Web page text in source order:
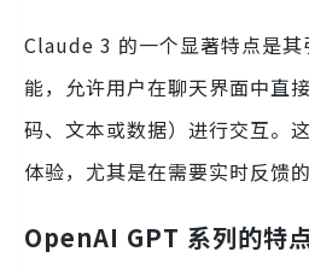
Claude 3 的一个显著特点是
能，允许用户在聊天界面中直
码、文本或数据）进行交互。
体验，尤其是在需要实时反馈的
OpenAI GPT 系列的特